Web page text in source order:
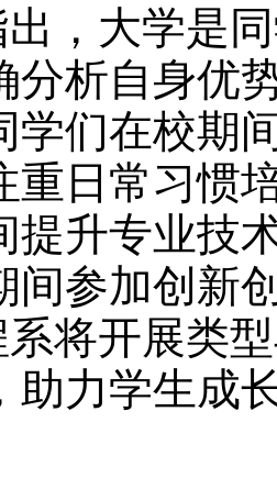
，大学是
分析自身优
学们在校期
重日常习惯
提升专业技
间参加创新
将开展类
助力学生成